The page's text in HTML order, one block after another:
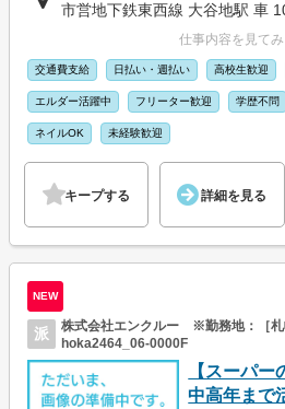
市営地下鉄東西線 大谷地駅 車
仕事内容を見て
交通費支給 日払い・週払い 高校生歓迎
エルダー活躍中 フリーター歓迎 学歴不問
ネイルOK 未経験歓迎
キープする 詳細を見る
NEW
派
株式会社エンクルー ※勤務地：［札
hoka2464_06-0000F
【スーパ
中高年まで